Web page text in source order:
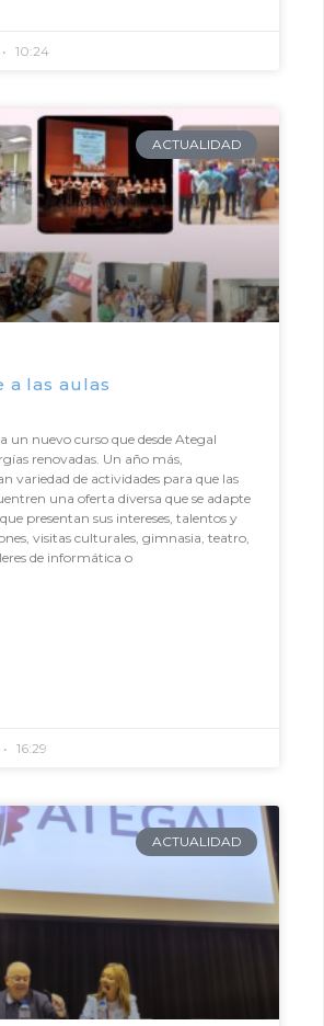
10:24
ACTUALIDAD
a las aulas
un nuevo curso que desde Ategal
renovadas. Un año más,
variedad de actividades para que las
una oferta diversa que se adapte
presentan sus intereses, talentos y
visitas culturales, gimnasia, teatro,
de informática o
16:29
ACTUALIDAD